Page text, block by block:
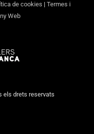
de cookies | Termes i
Web
els drets reservats